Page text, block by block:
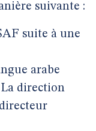
suivante :
suite à une
arabe
direction